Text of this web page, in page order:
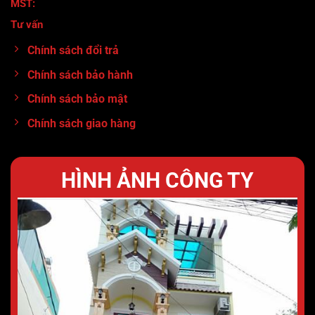
MST:
Tư vấn
Chính sách đổi trả
Chính sách bảo hành
Chính sách bảo mật
Chính sách giao hàng
HÌNH ẢNH CÔNG TY